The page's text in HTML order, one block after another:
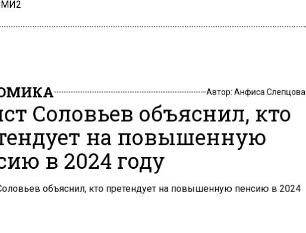
Автор: Анфиса Слепцова
Соловьев объяснил, кто
на повышенную
в 2024 году